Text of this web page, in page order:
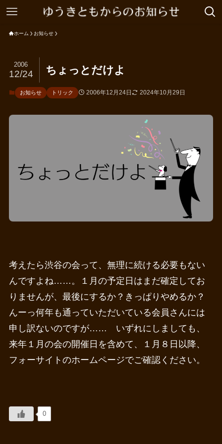
ホーム お知らせ
ちょっとだけよ
2006
12/24
お知らせ トリック 2006年12月24日 2024年10月29日
考えたら渋谷の会って、無理に続ける必要もない
んですよね……。１月の予定日はまだ確定してお
りませんが、最後にするか？きっぱりやめるか？
んーっ何年も通っていただいている会員さんには
申し訳ないのですが…… いずれにしましても、
来年１月の会の開催日を含めて、１月８日以降、
フォーサイトのホームページでご確認ください。
0